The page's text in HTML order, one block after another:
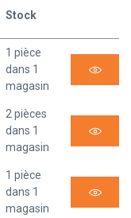
Stock
1 pièce
dans 1
magasin
2 pièces
dans 1
magasin
1 pièce
dans 1
magasin